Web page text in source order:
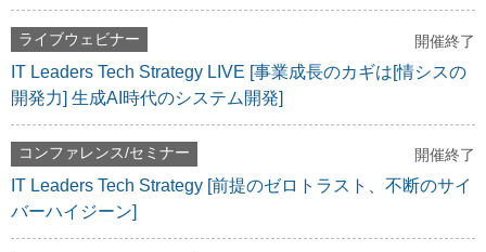
ライブウェビナー 開催終了
IT Leaders Tech Strategy LIVE [事業成長のカギは[情シスの
開発力] 生成AI時代のシステム開発]
コンファレンス/セミナー 開催終了
IT Leaders Tech Strategy [前提のゼロトラスト、不断のサイ
バーハイジーン]